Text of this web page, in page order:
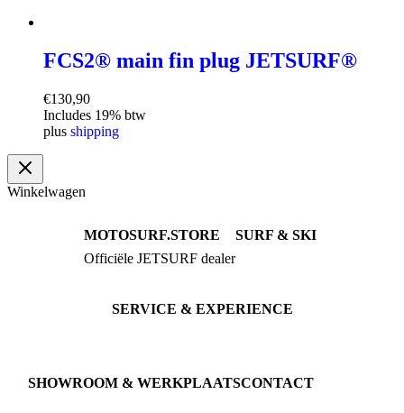
FCS2® main fin plug JETSURF®
€130,90
Includes 19% btw
plus shipping
Winkelwagen
MOTOSURF.STORE
Officiële JETSURF dealer
SURF & SKI
JETSURF Boards
SERVICE & EXPERIENCE
SHOWROOM & WERKPLAATSCONTACT